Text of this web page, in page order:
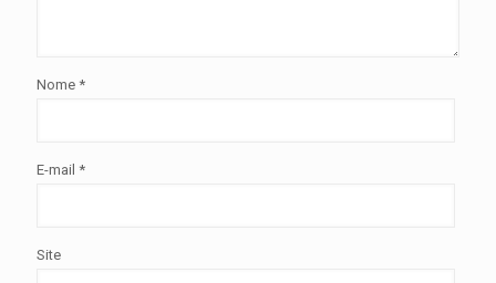
Nome *
E-mail *
Site